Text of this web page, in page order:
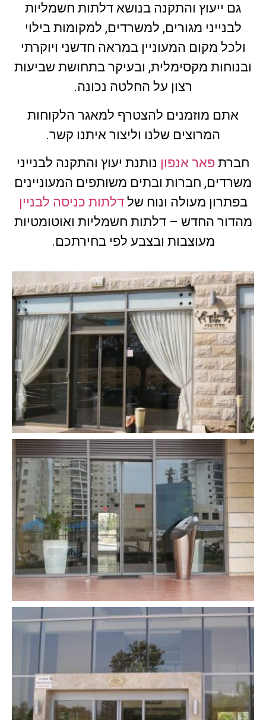
גם ייעוץ והתקנה בנושא דלתות חשמליות
לבנייני מגורים, למשרדים, למקומות בילוי
ולכל מקום המעוניין במראה חדשני ויוקרתי
ובנוחות מקסימלית, ובעיקר בתחושת שביעות
רצון על החלטה נכונה.
אתם מוזמנים להצטרף למאגר הלקוחות
המרוצים שלנו וליצור איתנו קשר.
חברת פאר אנפון נותנת יעוץ והתקנה לבנייני
משרדים, חברות ובתים משותפים המעוניינים
בפתרון מעולה ונוח שלדלתות כניסה לבניין
מהדור החדש – דלתות חשמליות ואוטומטיות
מעוצבות ובצבע לפי בחירתכם.